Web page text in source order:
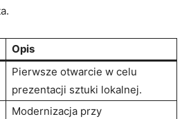
Opis
Pierwsze otwarcie w celu
prezentacji sztuki⁤ lokalnej.
Modernizacja przy